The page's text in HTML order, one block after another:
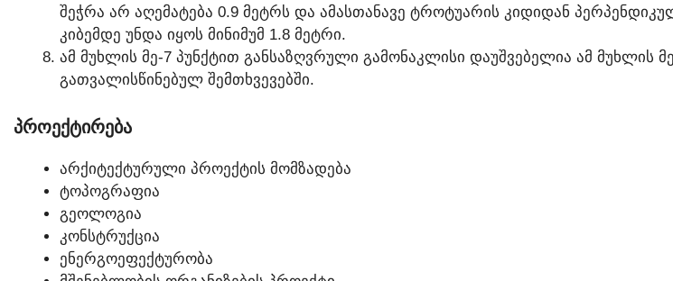
ᲨᲔᲭᲠᲐ ᲐᲠ ᲐᲦᲔᲛᲐᲢᲔᲑᲐ 0.9 ᲛᲔᲢᲠᲡ ᲓᲐ ᲐᲛᲐᲡᲗᲐᲜᲐᲕᲔ ᲢᲠᲝᲢᲣᲐᲠᲘᲡ ᲙᲘᲓᲘᲓᲐᲜ
ᲙᲘᲑᲔᲛᲓᲔ ᲣᲜᲓᲐ ᲘᲧᲝᲡ ᲛᲘᲜᲘᲛᲣᲛ 1.8 ᲛᲔᲢᲠᲘ.
ᲐᲛ ᲛᲣᲮᲚᲘᲡ ᲛᲔ-7 ᲞᲣᲜᲥᲢᲘᲗ ᲒᲐᲜᲡᲐᲖᲦᲕᲠᲣᲚᲘ ᲒᲐᲛᲝᲜᲐᲙᲚᲘᲡᲘ ᲓᲐᲣᲨᲕᲔᲑᲔᲚᲘᲐ ᲐᲛ ᲛᲣᲮᲚᲘᲡ
ᲒᲐᲗᲕᲐᲚᲘᲡᲬᲘᲜᲔᲑᲣᲚ ᲨᲔᲛᲗᲮᲕᲔᲕᲔᲑᲨᲘ.
ᲞᲠᲝᲔᲥᲢᲘᲠᲔᲑᲐ
ᲐᲠᲥᲘᲢᲔᲥᲢᲣᲠᲣᲚᲘ ᲞᲠᲝᲔᲥᲢᲘᲡ ᲛᲝᲛᲖᲐᲓᲔᲑᲐ
ᲢᲝᲞᲝᲒᲠᲐᲤᲘᲐ
ᲒᲔᲝᲚᲝᲒᲘᲐ
ᲙᲝᲜᲡᲢᲠᲣᲥᲪᲘᲐ
ᲔᲜᲔᲠᲒᲝᲔᲤᲔᲥᲢᲣᲠᲝᲑᲐ